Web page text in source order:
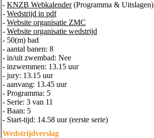
- KNZB Webkalender(Programma & Uitslagen)
- Wedstrijd in pdf
- Website organisatie ZMC
- Website organisatie wedstrijd
- 50(m) bad
- aantal banen: 8
- in/uit zwembad: Nee
- inzwemmen: 13.15 uur
- jury: 13.15 uur
- aanvang: 13.45 uur
- Programma: 5
- Serie: 3 van 11
- Baan: 5
- Start-tijd: 14.58 uur (eerste serie)
Wedstrijdverslag